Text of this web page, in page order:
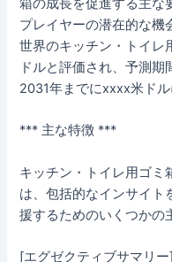
箱の成長を促進する主な
プレイヤーの潜在的な機
世界のキッチン・トイ
ドルと評価され、予測期
2031年までにxxxx米ド
*** 主な特徴 ***
キッチン・トイレ用ゴミ
は、包括的なインサイト
援するためのいくつかの
[エグゼクティブサマリー]